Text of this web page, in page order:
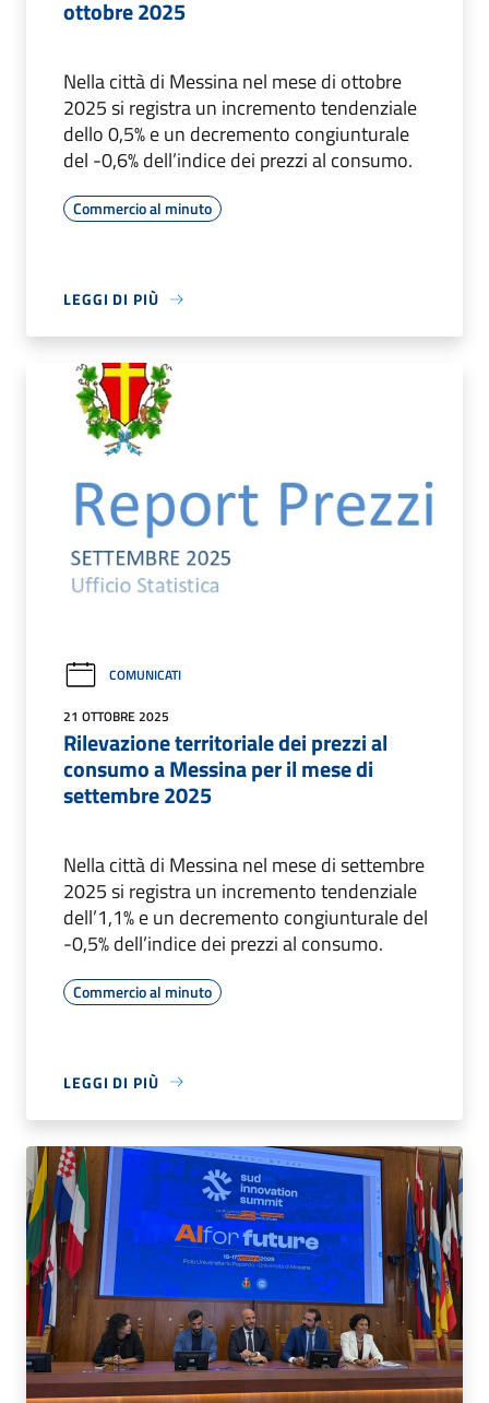
ottobre 2025
Nella città di Messina nel mese di ottobre
2025 si registra un incremento tendenziale
dello 0,5% e un decremento congiunturale
del -0,6% dell’indice dei prezzi al consumo.
Commercio al minuto
LEGGI DI PIÙ
COMUNICATI
21 OTTOBRE 2025
Rilevazione territoriale dei prezzi al
consumo a Messina per il mese di
settembre 2025
Nella città di Messina nel mese di settembre
2025 si registra un incremento tendenziale
dell’1,1% e un decremento congiunturale del
-0,5% dell’indice dei prezzi al consumo.
Commercio al minuto
LEGGI DI PIÙ